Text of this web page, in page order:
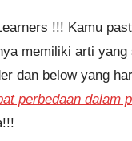
!!! Kamu
memiliki arti
dan below yang
perbedaan dalam